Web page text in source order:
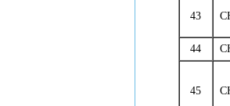
43
44
45